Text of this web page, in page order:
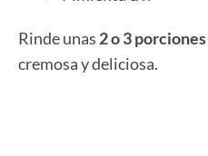
Rinde unas 2 o 3 porciones
cremosa y deliciosa.